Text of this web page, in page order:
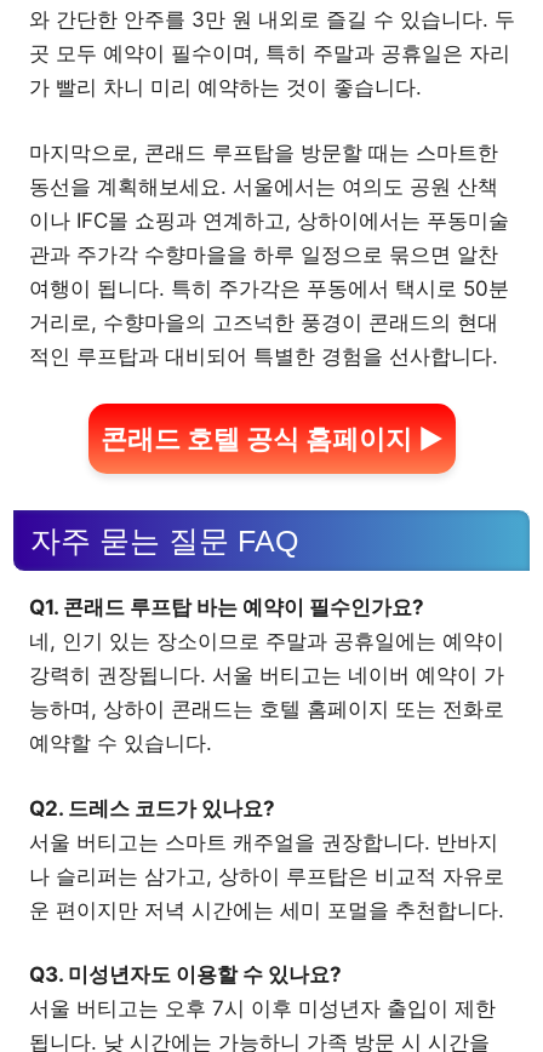
와 간단한 안주를 3만 원 내외로 즐길 수 있습니다. 두
곳 모두 예약이 필수이며, 특히 주말과 공휴일은 자리
가 빨리 차니 미리 예약하는 것이 좋습니다.
마지막으로, 콘래드 루프탑을 방문할 때는 스마트한
동선을 계획해보세요. 서울에서는 여의도 공원 산책
이나 IFC몰 쇼핑과 연계하고, 상하이에서는 푸동미술
관과 주가각 수향마을을 하루 일정으로 묶으면 알찬
여행이 됩니다. 특히 주가각은 푸동에서 택시로 50분
거리로, 수향마을의 고즈넉한 풍경이 콘래드의 현대
적인 루프탑과 대비되어 특별한 경험을 선사합니다.
콘래드 호텔 공식 홈페이지 ▶
자주 묻는 질문 FAQ
Q1. 콘래드 루프탑 바는 예약이 필수인가요?
네, 인기 있는 장소이므로 주말과 공휴일에는 예약이
강력히 권장됩니다. 서울 버티고는 네이버 예약이 가
능하며, 상하이 콘래드는 호텔 홈페이지 또는 전화로
예약할 수 있습니다.
Q2. 드레스 코드가 있나요?
서울 버티고는 스마트 캐주얼을 권장합니다. 반바지
나 슬리퍼는 삼가고, 상하이 루프탑은 비교적 자유로
운 편이지만 저녁 시간에는 세미 포멀을 추천합니다.
Q3. 미성년자도 이용할 수 있나요?
서울 버티고는 오후 7시 이후 미성년자 출입이 제한
됩니다. 낮 시간에는 가능하니 가족 방문 시 시간을